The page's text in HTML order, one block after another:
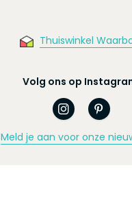
Thuiswinkel
Volg ons op
Meld je aan voor onze